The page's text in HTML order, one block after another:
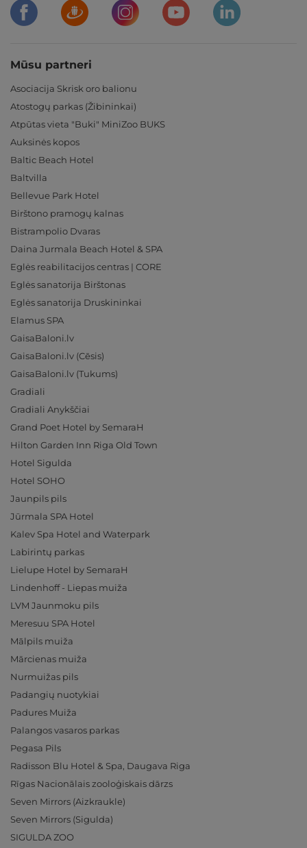
Mūsu partneri
Asociacija Skrisk oro balionu
Atostogų parkas (Žibininkai)
Atpūtas vieta "Buki" MiniZoo BUKS
Auksinės kopos
Baltic Beach Hotel
Baltvilla
Bellevue Park Hotel
Birštono pramogų kalnas
Bistrampolio Dvaras
Daina Jurmala Beach Hotel & SPA
Eglės reabilitacijos centras | CORE
Eglės sanatorija Birštonas
Eglės sanatorija Druskininkai
Elamus SPA
GaisaBaloni.lv
GaisaBaloni.lv (Cēsis)
GaisaBaloni.lv (Tukums)
Gradiali
Gradiali Anykščiai
Grand Poet Hotel by SemaraH
Hilton Garden Inn Riga Old Town
Hotel Sigulda
Hotel SOHO
Jaunpils pils
Jūrmala SPA Hotel
Kalev Spa Hotel and Waterpark
Labirintų parkas
Lielupe Hotel by SemaraH
Lindenhoff - Liepas muiža
LVM Jaunmoku pils
Meresuu SPA Hotel
Mālpils muiža
Mārcienas muiža
Nurmuižas pils
Padangių nuotykiai
Padures Muiža
Palangos vasaros parkas
Pegasa Pils
Radisson Blu Hotel & Spa, Daugava Riga
Rīgas Nacionālais zooloģiskais dārzs
Seven Mirrors (Aizkraukle)
Seven Mirrors (Sigulda)
SIGULDA ZOO